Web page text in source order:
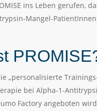
ins Leben gerufen,
Mangel-
„personalisierte
bei Alpha-1-
Factory angeboten